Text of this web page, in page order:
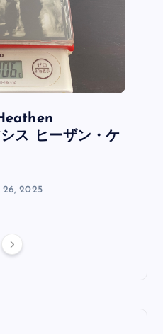
ス ヒーザン・ケ
26, 2025